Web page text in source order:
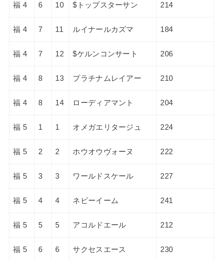
福 4 6 10 $トップスターサン 214
福 4 7 11 ルイナールカズマ 184
福 4 7 12 $ケルンコンサート 206
福 4 8 13 プラチナムレイアー 210
福 4 8 14 ローディアマント 204
福 5 1 1 オメガエリタージュ 224
福 5 2 2 ホウオウヴォーヌ 222
福 5 3 3 ワールドスケール 227
福 5 4 4 ネビーイーム 241
福 5 5 5 アコルドエール 212
福 5 6 6 サクセスエース 230